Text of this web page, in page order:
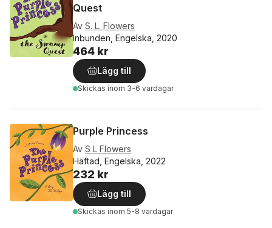
Quest
Av S. L. Flowers
Inbunden, Engelska, 2020
464 kr
Lägg till
Skickas inom 3-6 vardagar
Purple Princess
Av S L Flowers
Häftad, Engelska, 2022
232 kr
Lägg till
Skickas inom 5-8 vardagar